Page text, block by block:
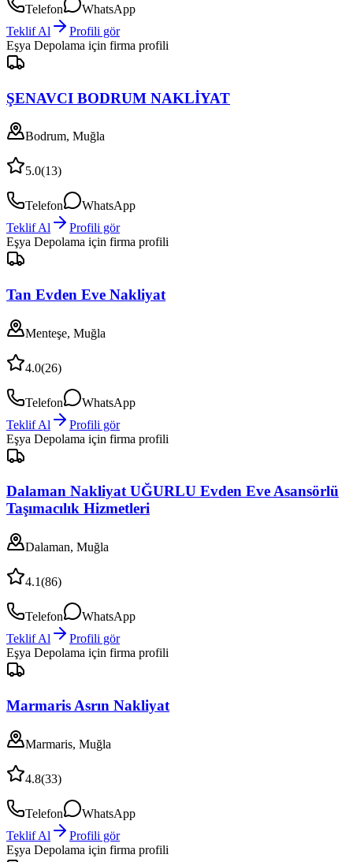
Telefon
WhatsApp
Teklif Al
Profili gör
Eşya Depolama için firma profili
ŞENAVCI BODRUM NAKLİYAT
Bodrum, Muğla
5.0(13)
Telefon
WhatsApp
Teklif Al
Profili gör
Eşya Depolama için firma profili
Tan Evden Eve Nakliyat
Menteşe, Muğla
4.0(26)
Telefon
WhatsApp
Teklif Al
Profili gör
Eşya Depolama için firma profili
Dalaman Nakliyat UĞURLU Evden Eve Asansörlü
Taşımacılık Hizmetleri
Dalaman, Muğla
4.1(86)
Telefon
WhatsApp
Teklif Al
Profili gör
Eşya Depolama için firma profili
Marmaris Asrın Nakliyat
Marmaris, Muğla
4.8(33)
Telefon
WhatsApp
Teklif Al
Profili gör
Eşya Depolama için firma profili